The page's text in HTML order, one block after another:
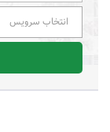
انتخاب سرویس